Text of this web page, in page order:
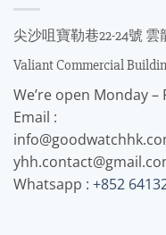
尖沙咀寶勒巷22-24號
Valiant Commercial
We’re open Monday –
Email :
Whatsapp : +852